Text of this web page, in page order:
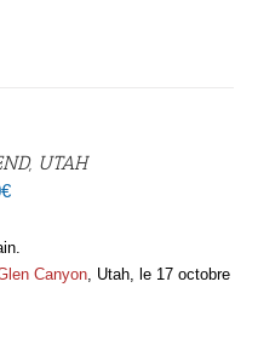
UTAH
€
Canyon, Utah, le 17 octobre